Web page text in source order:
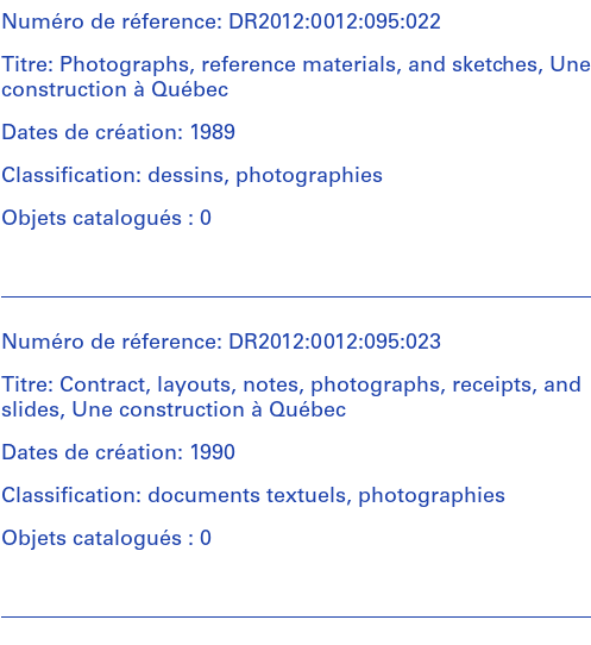
sheet:
61.2
×
cm
matérielles
techniques:
Localisation:
Québec
Canada
Mention
de
crédit:
Une
à
Québec.
Original
folder
in
Construction
Québec
-
Cahier
de
fabrication
d'assemblage
Quantité
institutions:
Melvin
Charney
(archive
Description:
containing
French,
a
drawing,
an
installation
guide,
notes,
a
of
Numéro de réference: DR2012:0012:095:022
Titre: Photographs, reference materials, and sketches, Une
construction à Québec
Dates de création: 1989
Classification: dessins, photographies
Objets catalogués : 0
et
institutions:
Melvin
Charney
(archive
creator)
Description:
containing
French,
Numéro de réference: DR2012:0012:095:023
Titre: Contract, layouts, notes, photographs, receipts, and
slides, Une construction à Québec
Dates de création: 1990
Classification: documents textuels, photographies
Objets catalogués : 0
et